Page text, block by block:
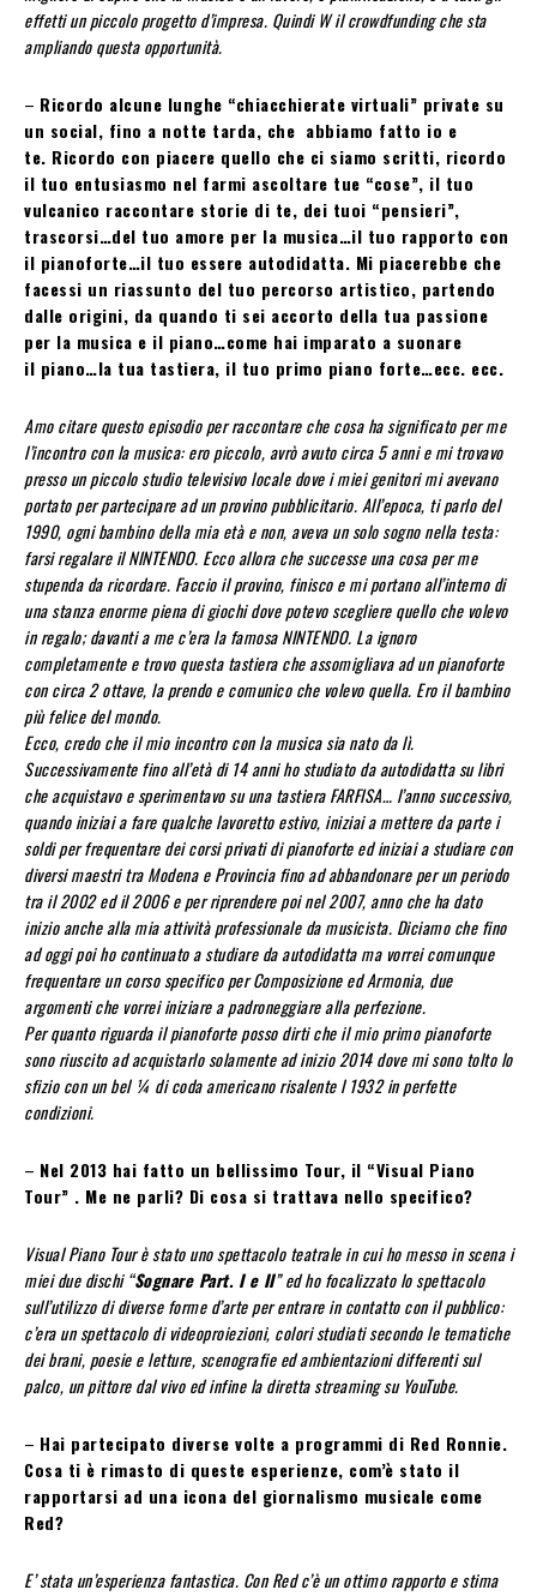
effetti un piccolo progetto d’impresa. Quindi W il crowdfunding che sta
ampliando questa opportunità.
– Ricordo alcune lunghe “chiacchierate virtuali” private su
un social, fino a notte tarda, che abbiamo fatto io e
te. Ricordo con piacere quello che ci siamo scritti, ricordo
il tuo entusiasmo nel farmi ascoltare tue “cose”, il tuo
vulcanico raccontare storie di te, dei tuoi “pensieri”,
trascorsi…del tuo amore per la musica…il tuo rapporto con
il pianoforte…il tuo essere autodidatta. Mi piacerebbe che
facessi un riassunto del tuo percorso artistico, partendo
dalle origini, da quando ti sei accorto della tua passione
per la musica e il piano…come hai imparato a suonare
il piano…la tua tastiera, il tuo primo piano forte…ecc. ecc.
Amo citare questo episodio per raccontare che cosa ha significato per me
l’incontro con la musica: ero piccolo, avrò avuto circa 5 anni e mi trovavo
presso un piccolo studio televisivo locale dove i miei genitori mi avevano
portato per partecipare ad un provino pubblicitario. All’epoca, ti parlo del
1990, ogni bambino della mia età e non, aveva un solo sogno nella testa:
farsi regalare il NINTENDO. Ecco allora che successe una cosa per me
stupenda da ricordare. Faccio il provino, finisco e mi portano all’interno di
una stanza enorme piena di giochi dove potevo scegliere quello che volevo
in regalo; davanti a me c’era la famosa NINTENDO. La ignoro
completamente e trovo questa tastiera che assomigliava ad un pianoforte
con circa 2 ottave, la prendo e comunico che volevo quella. Ero il bambino
più felice del mondo.
Ecco, credo che il mio incontro con la musica sia nato da lì.
Successivamente fino all’età di 14 anni ho studiato da autodidatta su libri
che acquistavo e sperimentavo su una tastiera FARFISA… l’anno successivo,
quando iniziai a fare qualche lavoretto estivo, iniziai a mettere da parte i
soldi per frequentare dei corsi privati di pianoforte ed iniziai a studiare con
diversi maestri tra Modena e Provincia fino ad abbandonare per un periodo
tra il 2002 ed il 2006 e per riprendere poi nel 2007, anno che ha dato
inizio anche alla mia attività professionale da musicista. Diciamo che fino
ad oggi poi ho continuato a studiare da autodidatta ma vorrei comunque
frequentare un corso specifico per Composizione ed Armonia, due
argomenti che vorrei iniziare a padroneggiare alla perfezione.
Per quanto riguarda il pianoforte posso dirti che il mio primo pianoforte
sono riuscito ad acquistarlo solamente ad inizio 2014 dove mi sono tolto lo
sfizio con un bel ¼ di coda americano risalente l 1932 in perfette
condizioni.
– Nel 2013 hai fatto un bellissimo Tour, il “Visual Piano
Tour” . Me ne parli? Di cosa si trattava nello specifico?
Visual Piano Tour è stato uno spettacolo teatrale in cui ho messo in scena i
miei due dischi “Sognare Part. I e II” ed ho focalizzato lo spettacolo
sull’utilizzo di diverse forme d’arte per entrare in contatto con il pubblico:
c’era un spettacolo di videoproiezioni, colori studiati secondo le tematiche
dei brani, poesie e letture, scenografie ed ambientazioni differenti sul
palco, un pittore dal vivo ed infine la diretta streaming su YouTube.
– Hai partecipato diverse volte a programmi di Red Ronnie.
Cosa ti è rimasto di queste esperienze, com’è stato il
rapportarsi ad una icona del giornalismo musicale come
Red?
E’ stata un’esperienza fantastica. Con Red c’è un ottimo rapporto e stima